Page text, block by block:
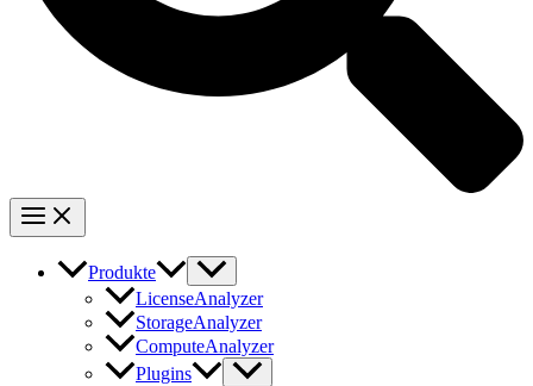
Produkte
LicenseAnalyzer
StorageAnalyzer
ComputeAnalyzer
Plugins